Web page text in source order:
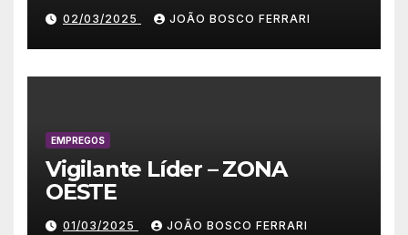
02/03/2025 JOÃO BOSCO FERRARI
EMPREGOS
Vigilante Líder – ZONA
OESTE
01/03/2025 JOÃO BOSCO FERRARI